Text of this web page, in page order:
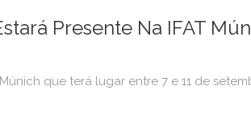
Presente Na IFAT
que terá lugar entre 7 e 11 de